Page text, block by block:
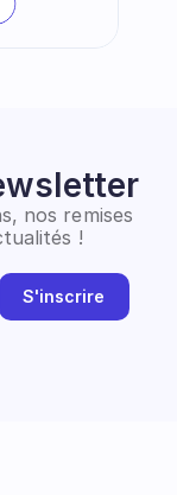
nos remises
!
S'inscrire